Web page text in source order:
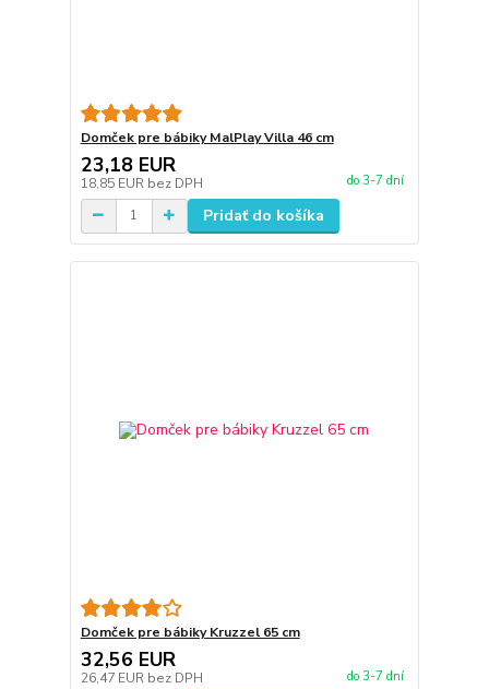
Domček pre bábiky MalPlay Villa 46 cm
23,18 EUR
18,85 EUR bez DPH do 3-7 dní
Pridať do košíka
Domček pre bábiky Kruzzel 65 cm
32,56 EUR
26,47 EUR bez DPH do 3-7 dní